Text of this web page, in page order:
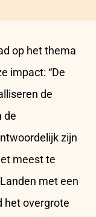
op het thema
impact: “De
de
de
zijn
meest te
met een
het overgrote